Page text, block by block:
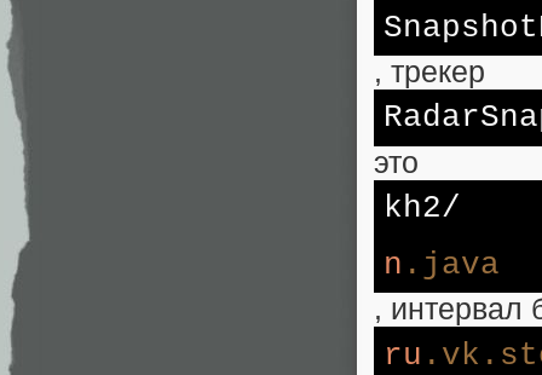
, трекер
это
kh2/
n .java
, интервал
ru .vk